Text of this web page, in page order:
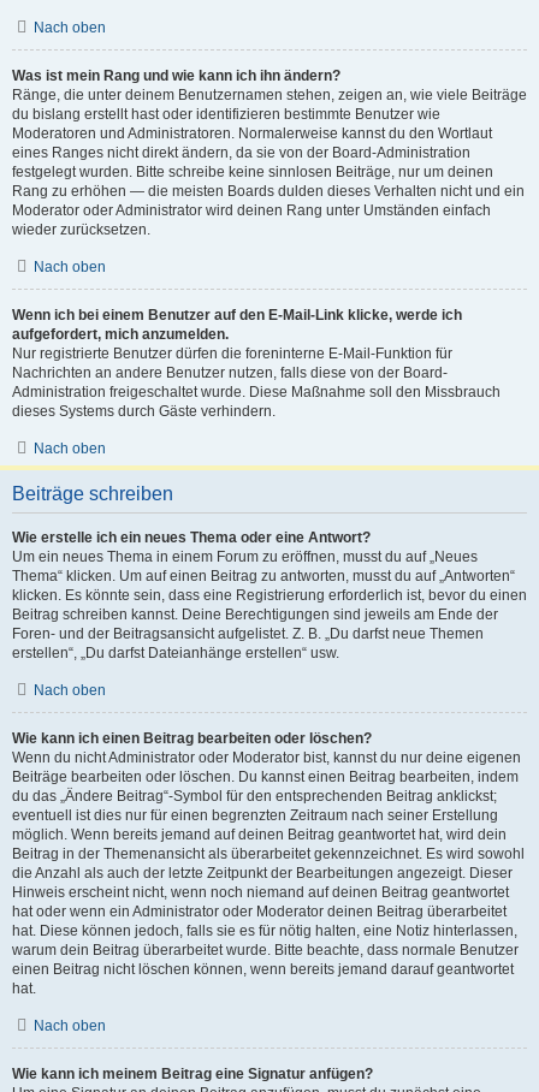
Nach oben
Was ist mein Rang und wie kann ich ihn ändern?
Ränge, die unter deinem Benutzernamen stehen, zeigen an, wie viele Beiträge
du bislang erstellt hast oder identifizieren bestimmte Benutzer wie
Moderatoren und Administratoren. Normalerweise kannst du den Wortlaut
eines Ranges nicht direkt ändern, da sie von der Board-Administration
festgelegt wurden. Bitte schreibe keine sinnlosen Beiträge, nur um deinen
Rang zu erhöhen — die meisten Boards dulden dieses Verhalten nicht und ein
Moderator oder Administrator wird deinen Rang unter Umständen einfach
wieder zurücksetzen.
Nach oben
Wenn ich bei einem Benutzer auf den E-Mail-Link klicke, werde ich
aufgefordert, mich anzumelden.
Nur registrierte Benutzer dürfen die foreninterne E-Mail-Funktion für
Nachrichten an andere Benutzer nutzen, falls diese von der Board-
Administration freigeschaltet wurde. Diese Maßnahme soll den Missbrauch
dieses Systems durch Gäste verhindern.
Nach oben
Beiträge schreiben
Wie erstelle ich ein neues Thema oder eine Antwort?
Um ein neues Thema in einem Forum zu eröffnen, musst du auf „Neues
Thema“ klicken. Um auf einen Beitrag zu antworten, musst du auf „Antworten“
klicken. Es könnte sein, dass eine Registrierung erforderlich ist, bevor du einen
Beitrag schreiben kannst. Deine Berechtigungen sind jeweils am Ende der
Foren- und der Beitragsansicht aufgelistet. Z. B. „Du darfst neue Themen
erstellen“, „Du darfst Dateianhänge erstellen“ usw.
Nach oben
Wie kann ich einen Beitrag bearbeiten oder löschen?
Wenn du nicht Administrator oder Moderator bist, kannst du nur deine eigenen
Beiträge bearbeiten oder löschen. Du kannst einen Beitrag bearbeiten, indem
du das „Ändere Beitrag“-Symbol für den entsprechenden Beitrag anklickst;
eventuell ist dies nur für einen begrenzten Zeitraum nach seiner Erstellung
möglich. Wenn bereits jemand auf deinen Beitrag geantwortet hat, wird dein
Beitrag in der Themenansicht als überarbeitet gekennzeichnet. Es wird sowohl
die Anzahl als auch der letzte Zeitpunkt der Bearbeitungen angezeigt. Dieser
Hinweis erscheint nicht, wenn noch niemand auf deinen Beitrag geantwortet
hat oder wenn ein Administrator oder Moderator deinen Beitrag überarbeitet
hat. Diese können jedoch, falls sie es für nötig halten, eine Notiz hinterlassen,
warum dein Beitrag überarbeitet wurde. Bitte beachte, dass normale Benutzer
einen Beitrag nicht löschen können, wenn bereits jemand darauf geantwortet
hat.
Nach oben
Wie kann ich meinem Beitrag eine Signatur anfügen?